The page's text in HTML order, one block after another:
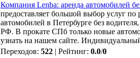
Компания Lenba: аренда автомобилей
предоставляет большой выбор услуг
автомобилей в Петербурге без
РФ. В прокате СПб только новые
узнать на нашем сайте.
Переходов: 522 | Рейтинг: 0.0/0